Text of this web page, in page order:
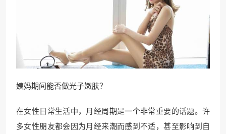
姨妈期间能否做光子嫩肤？
在女性日常生活中，月经周期是一个非常重要的话题。许
多女性朋友都会因为月经来潮而感到不适，甚至影响到自